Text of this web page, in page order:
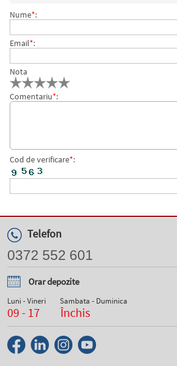
Nume*:
Email*:
Nota
Comentariu*:
Cod de verificare*:
Telefon
0372 552 601
Orar depozite
Luni - Vineri
09 - 17
Sambata - Duminica
Închis